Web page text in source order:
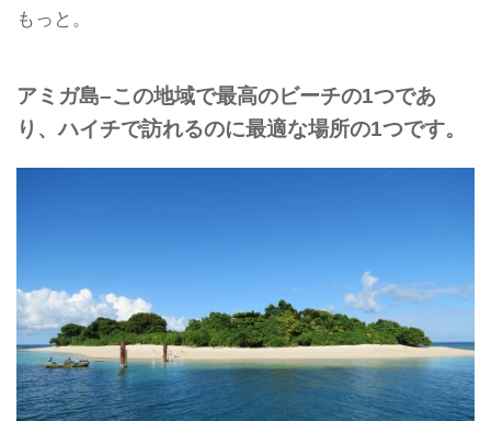
もっと。
アミガ島–この地域で最高のビーチの1つであ
り、ハイチで訪れるのに最適な場所の1つです。